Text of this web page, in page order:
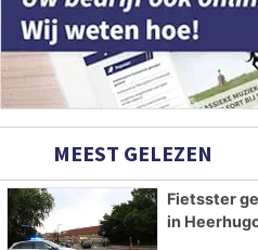
MEEST GELEZEN
Fietsster
in